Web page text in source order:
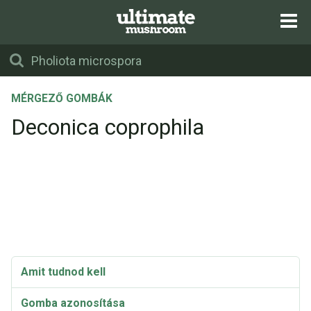
MÉRGEZŐ GOMBÁK
Deconica coprophila
Amit tudnod kell
Gomba azonosítása